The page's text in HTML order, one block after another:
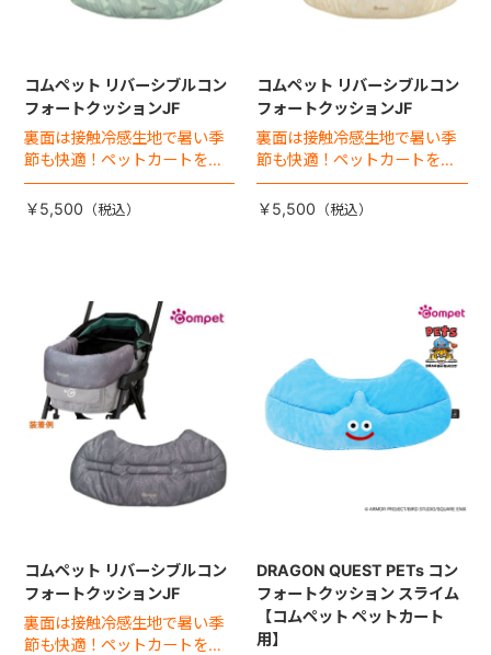
コムペット リバーシブルコン
フォートクッションJF
裏面は接触冷感生地で暑い季
節も快適！ペットカートをお
しゃれに・かわいく・かっこ
よく！
￥5,500
コムペット リバーシブルコン
フォートクッションJF
裏面は接触冷感生地で暑い季
節も快適！ペットカートをお
しゃれに・かわいく・かっこ
よく！
￥5,500
コムペット リバーシブルコン
フォートクッションJF
裏面は接触冷感生地で暑い季
節も快適！ペットカートをお
DRAGON QUEST PETs コン
フォートクッション スライム
【コムペット ペットカート
用】